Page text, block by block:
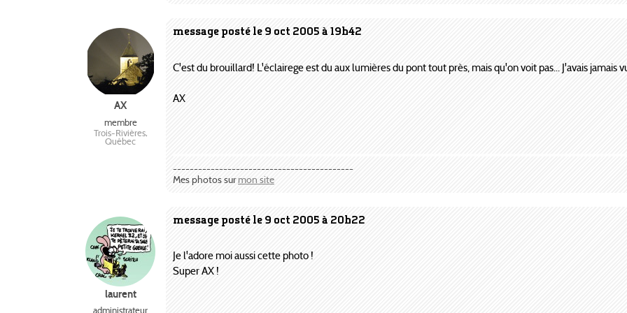
message posté le 9 oct 2005 à 19h42
AX
membre
Trois-Rivières,
Québec
C'est du brouillard! L'éclairege est du aux lumières du pont tout près, mais qu'on voit pas... J'avais jamais
AX
-------------------------------------------
Mes photos surmon site
message posté le 9 oct 2005 à 20h22
laurent
administrateur
Je l'adore moi aussi cette photo !
Super AX !